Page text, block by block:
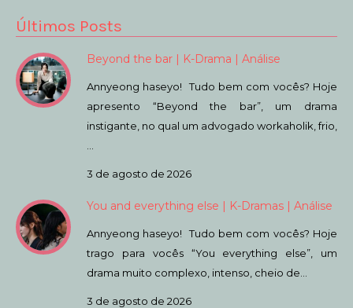
Últimos Posts
Beyond the bar | K-Drama | Análise
Annyeong haseyo! Tudo bem com vocês? Hoje
apresento “Beyond the bar”, um drama
instigante, no qual um advogado workaholik, frio,
3 de agosto de 2026
You and everything else | K-Dramas | Análise
Annyeong haseyo! Tudo bem com vocês? Hoje
trago para vocês “You everything else”, um
drama muito complexo, intenso, cheio de…
3 de agosto de 2026